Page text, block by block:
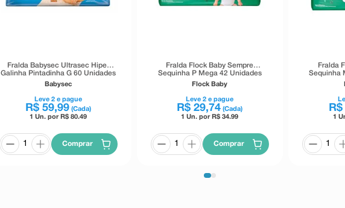
Fralda Babysec Ultrasec Hiper
Galinha Pintadinha G 60 Unidades
Babysec
Leve2 e pague
R$ 59,99 (Cada)
1 Un. por R$80.49
Comprar
Fralda Flock Baby Sempre
Sequinha P Mega 42 Unidades
Flock Baby
Leve2 e pague
R$ 29,74 (Cada)
1 Un. por R$34.99
Comprar
Fralda
Sequinha
R$
1